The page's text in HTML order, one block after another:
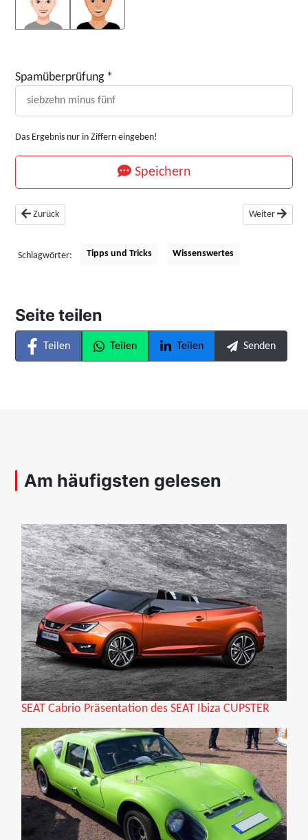
Spamüberprüfung *
Das Ergebnis nur in Ziffern eingeben!
Speichern
Vorheriger Beitrag: Die Formel 1 - das Techniklabor für zukünftige
Zurück Nächster
Weiter
Schlagwörter: Tipps und Tricks Wissenswertes
Seite teilen
Teilen Teilen Teilen Senden
Am häufigsten gelesen
SEAT Cabrio Präsentation des SEAT Ibiza CUPSTER